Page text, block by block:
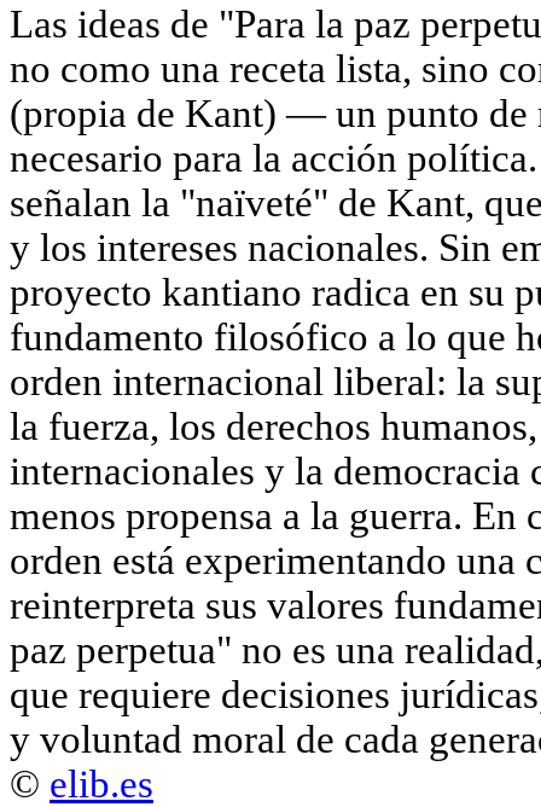
Las ideas de "Para la paz
no como una receta lista, sino
(propia de Kant) — un punto de
necesario para la acción
señalan la "naïveté" de Kant,
y los intereses nacionales. Sin
proyecto kantiano radica en su
fundamento filosófico a lo que
orden internacional liberal: la
la fuerza, los derechos
internacionales y la
menos propensa a la guerra. En
orden está experimentando
reinterpreta sus valores
paz perpetua" no es una
que requiere decisiones
y voluntad moral de cada
© elib.es